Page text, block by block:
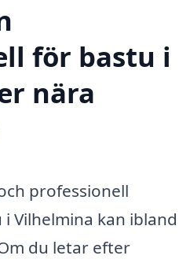
för bastu i
nära
professionell
Vilhelmina kan ibland
du letar efter